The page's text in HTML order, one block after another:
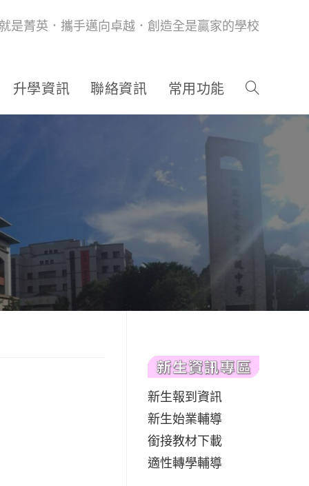
是菁英．攜手邁向卓越．創造全是贏家的學校
升學資訊 聯絡資訊 常用功能
新生報到資訊
新生始業輔導
銜接教材下載
適性轉學輔導